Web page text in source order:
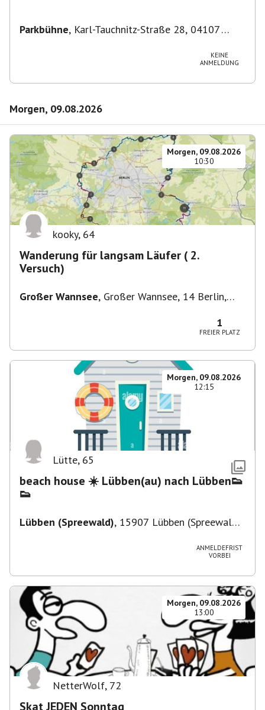
Parkbühne, Karl-Tauchnitz-Straße 28, 04107
KEINE
ANMELDUNG
Morgen, 09.08.2026
Morgen, 09.08.2026
10:30
kooky, 64
Wanderung für langsam Läufer ( 2.
Versuch)
Großer Wannsee, Großer Wannsee, 14 Berlin,
1
FREIER PLATZ
Morgen, 09.08.2026
12:15
Lütte, 65
beach house ☀️ Lübben(au) nach Lübben👟
👟
Lübben (Spreewald), 15907 Lübben (Spreewald),
ANMELDEFRIST
VORBEI
Morgen, 09.08.2026
13:00
NetterWolf, 72
Skat JEDEN Sonntag